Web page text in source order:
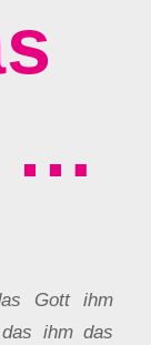
…
Gott ihm
ihm das